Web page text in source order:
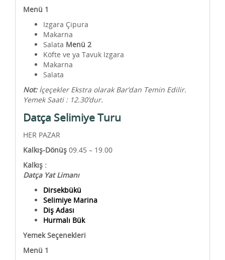
Menü 1
Izgara Çipura
Makarna
Salata Menü 2
Köfte ve ya Tavuk Izgara
Makarna
Salata
Not: İçeçekler Ekstra olarak Bar’dan Temin Edilir.
Yemek Saati : 12.30’dur.
Datça Selimiye Turu
HER PAZAR
Kalkış-Dönüş 09.45 – 19.00
Kalkış :
Datça Yat Limanı
Dirsekbükü
Selimiye Marina
Diş Adası
Hurmalı Bük
Yemek Seçenekleri
Menü 1